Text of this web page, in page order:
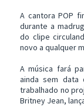
A cantora POP
durante a
do clipe
novo a qualquer
A música fará
ainda sem data
trabalhado no
Britney Jean,